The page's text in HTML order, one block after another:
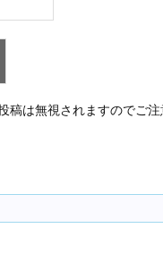
稿は無視されますのでご